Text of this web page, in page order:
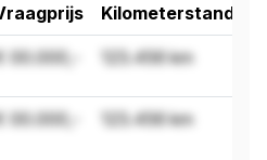
Kilometerstand
00.000,- 123.456 km
00.000,- 123.456 km